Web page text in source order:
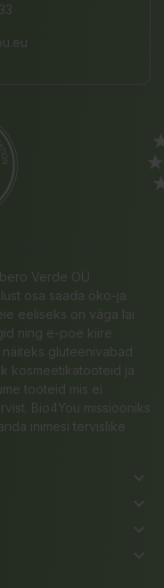
Verde OÜ
osa saada öko-ja
eeliseks on väga lai
ning e-poe kiire
gluteenivabad
kosmeetikatooteid ja
tooteid mis ei
Bio4You missiooniks
inimesi tervislike
keyboard_arrow_down
keyboard_arrow_down
keyboard_arrow_down
keyboard_arrow_down